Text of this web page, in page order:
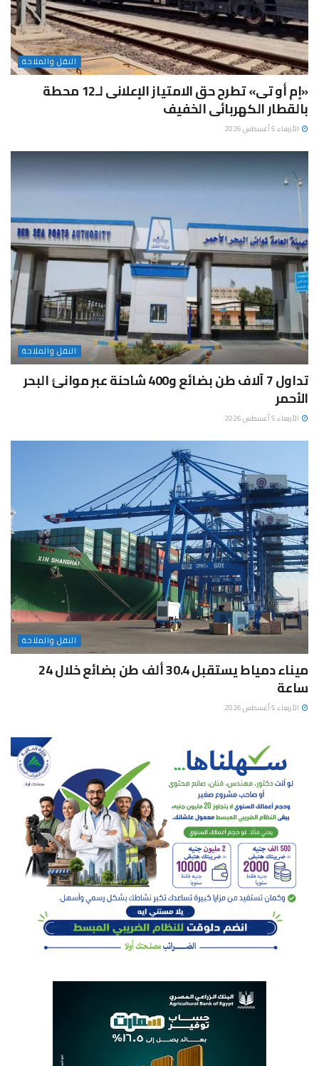
النقل والملاحة
«إم أو تى» تطرح حق الامتياز الإعلانى لـ12 محطة
بالقطار الكهربائى الخفيف
الأربعاء 5 أغسطس 2026
النقل والملاحة
تداول 7 آلاف طن بضائع و400 شاحنة عبر موانئ البحر
الأحمر
الأربعاء 5 أغسطس 2026
النقل والملاحة
ميناء دمياط يستقبل 30.4 ألف طن بضائع خلال 24
ساعة
الأربعاء 5 أغسطس 2026